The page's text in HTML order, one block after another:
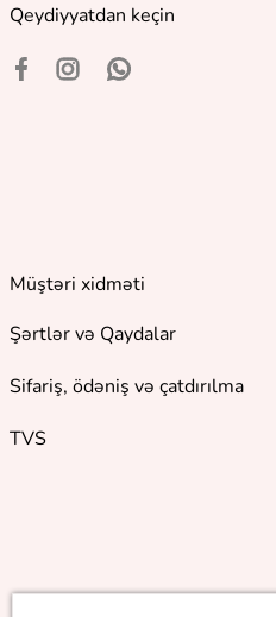
Qeydiyyatdan keçin
Müştəri xidməti
Şərtlər və Qaydalar
Sifariş, ödəniş və çatdırılma
TVS